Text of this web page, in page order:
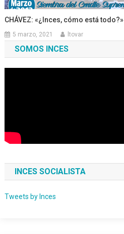
CHÁVEZ: «¿Inces, cómo está todo?»
5 marzo, 2021 ltovar
SOMOS INCES
INCES SOCIALISTA
Tweets by Inces